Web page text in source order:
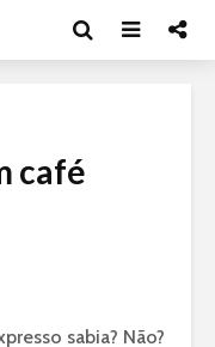
café
sabia? Não?